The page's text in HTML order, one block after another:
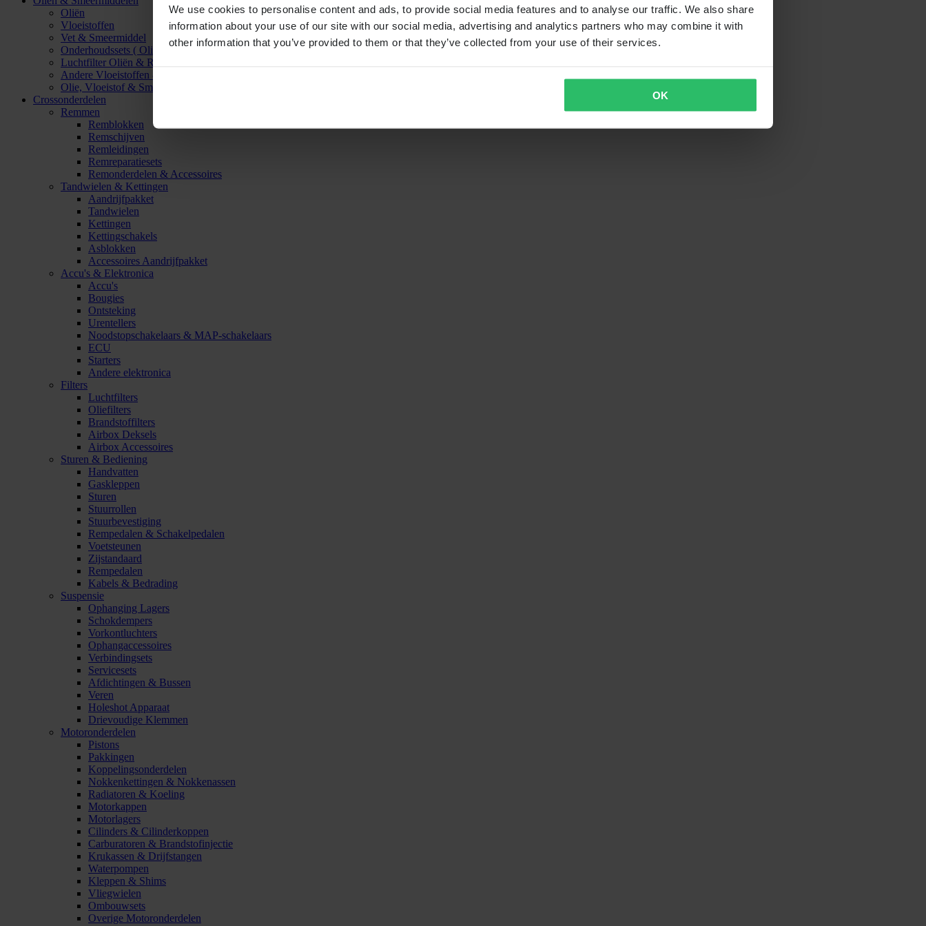
We use cookies to personalise content and ads, to provide social media features and to analyse our traffic. We also share
information about your use of our site with our social media, advertising and analytics partners who may combine it with
other information that you’ve provided to them or that they’ve collected from your use of their services.
OK
Oliën
Vloeistoffen
Vet & Smeermiddel
Onderhoudssets ( Olie & Filter)
Luchtfilter Oliën & Reinigers
Andere Vloeistoffen & Smeermiddelen
Olie, Vloeistof & Smeermiddel Accessoires
Crossonderdelen
Remmen
Remblokken
Remschijven
Remleidingen
Remreparatiesets
Remonderdelen & Accessoires
Tandwielen & Kettingen
Aandrijfpakket
Tandwielen
Kettingen
Kettingschakels
Asblokken
Accessoires Aandrijfpakket
Accu's & Elektronica
Accu's
Bougies
Ontsteking
Urentellers
Noodstopschakelaars & MAP-schakelaars
ECU
Starters
Andere elektronica
Filters
Luchtfilters
Oliefilters
Brandstoffilters
Airbox Deksels
Airbox Accessoires
Sturen & Bediening
Handvatten
Gaskleppen
Sturen
Stuurrollen
Stuurbevestiging
Rempedalen & Schakelpedalen
Voetsteunen
Zijstandaard
Rempedalen
Kabels & Bedrading
Suspensie
Ophanging Lagers
Schokdempers
Vorkontluchters
Ophangaccessoires
Verbindingsets
Servicesets
Afdichtingen & Bussen
Veren
Holeshot Apparaat
Drievoudige Klemmen
Motoronderdelen
Pistons
Pakkingen
Koppelingsonderdelen
Nokkenkettingen & Nokkenassen
Radiatoren & Koeling
Motorkappen
Motorlagers
Cilinders & Cilinderkoppen
Carburatoren & Brandstofinjectie
Krukassen & Drijfstangen
Waterpompen
Kleppen & Shims
Vliegwielen
Ombouwsets
Overige Motoronderdelen